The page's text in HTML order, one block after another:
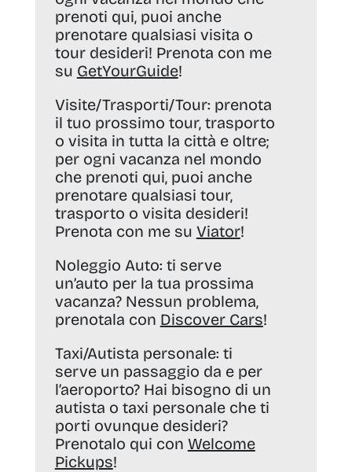
prenoti qui, puoi anche
prenotare qualsiasi visita o
tour desideri! Prenota con me
su GetYourGuide!
Visite/Trasporti/Tour: prenota
il tuo prossimo tour, trasporto
o visita in tutta la città e oltre;
per ogni vacanza nel mondo
che prenoti qui, puoi anche
prenotare qualsiasi tour,
trasporto o visita desideri!
Prenota con me su Viator!
Noleggio Auto: ti serve
un’auto per la tua prossima
vacanza? Nessun problema,
prenotala con Discover Cars!
Taxi/Autista personale: ti
serve un passaggio da e per
l’aeroporto? Hai bisogno di un
autista o taxi personale che ti
porti ovunque desideri?
Prenotalo qui con Welcome
Pickups!